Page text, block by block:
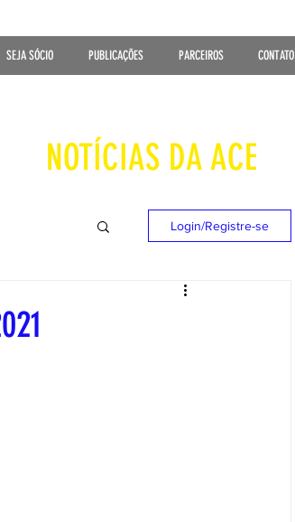
SEJA SÓCIO PUBLICAÇÕES PARCEIROS CONTATO
NOTÍCIAS DA ACE
Login/Registre-se